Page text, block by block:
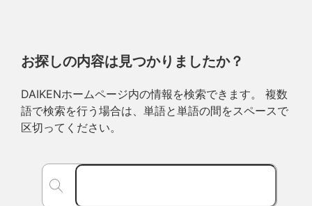
お探しの内容は見つかりましたか？
DAIKENホームページ内の情報を検索できます。 複数
語で検索を行う場合は、単語と単語の間をスペースで
区切ってください。